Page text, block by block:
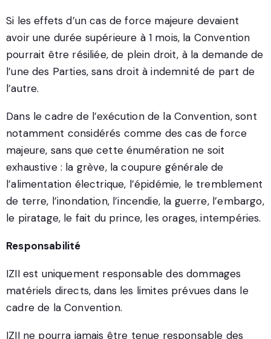
Si les effets d’un cas de force majeure devaient
avoir une durée supérieure à 1 mois, la Convention
pourrait être résiliée, de plein droit, à la demande de
l’une des Parties, sans droit à indemnité de part de
l’autre.
Dans le cadre de l’exécution de la Convention, sont
notamment considérés comme des cas de force
majeure, sans que cette énumération ne soit
exhaustive : la grève, la coupure générale de
l’alimentation électrique, l’épidémie, le tremblement
de terre, l’inondation, l’incendie, la guerre, l’embargo,
le piratage, le fait du prince, les orages, intempéries.
Responsabilité
IZII est uniquement responsable des dommages
matériels directs, dans les limites prévues dans le
cadre de la Convention.
IZII ne pourra jamais être tenue responsable des